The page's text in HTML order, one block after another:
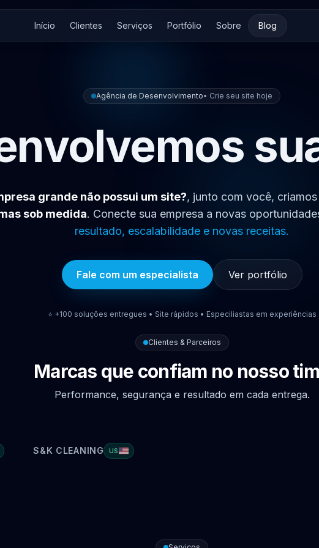
Início Clientes Serviços Portfólio Sobre Blog
Agência de Desenvolvimento• Crie seu site hoje
grande não possui um site?, junto com você,
sob medida. Conecte sua empresa a novas
resultado, escalabilidade e novas receitas.
Fale com um especialista Ver portfólio
⭐️ +100 soluções entregues • Site rápidos • Especiliastas em experiências
Clientes & Parceiros
Marcas que confiam no nosso
Performance, segurança e resultado em cada entrega.
US S&K CLEANING